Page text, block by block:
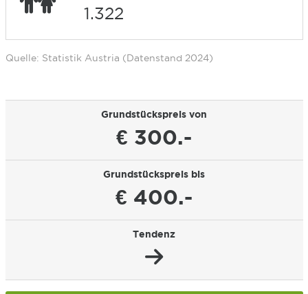
1.322
Quelle: Statistik Austria (Datenstand 2024)
Grundstückspreis von
€ 300.-
Grundstückspreis bis
€ 400.-
Tendenz